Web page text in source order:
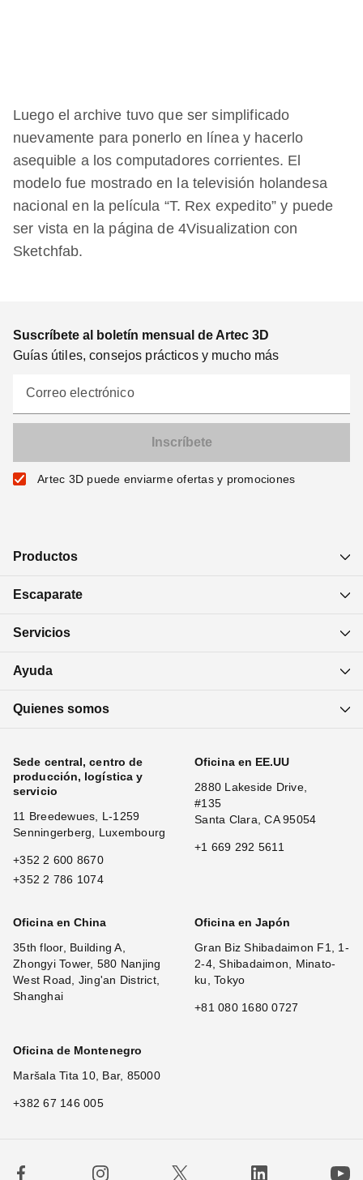
Luego el archive tuvo que ser simplificado
nuevamente para ponerlo en línea y hacerlo
asequible a los computadores corrientes. El
modelo fue mostrado en la televisión holandesa
nacional en la película “T. Rex expedito” y puede
ser vista en la página de 4Visualization con
Sketchfab.
Suscríbete al boletín mensual de Artec 3D
Guías útiles, consejos prácticos y mucho más
Correo electrónico
Artec 3D puede enviarme ofertas y promociones
Productos
Escaparate
Servicios
Ayuda
Quienes somos
Sede central, centro de
producción, logística y
servicio
11 Breedewues, L-1259
Senningerberg, Luxembourg
+352 2 600 8670
+352 2 786 1074
Oficina en EE.UU
2880 Lakeside Drive,
#135
Santa Clara, CA 95054
+1 669 292 5611
Oficina en China
35th floor, Building A,
Zhongyi Tower, 580 Nanjing
West Road, Jing'an District,
Shanghai
Oficina en Japón
Gran Biz Shibadaimon F1, 1-
2-4, Shibadaimon, Minato-
ku, Tokyo
+81 080 1680 0727
Oficina de Montenegro
Maršala Tita 10, Bar, 85000
+382 67 146 005